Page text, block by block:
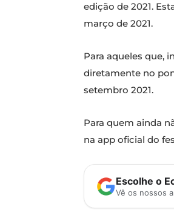
edição de 2021.
março de 2021.
Para aqueles que,
diretamente no
setembro 2021.
Para quem ainda
na app oficial do
Escolhe o
Vê os nossos